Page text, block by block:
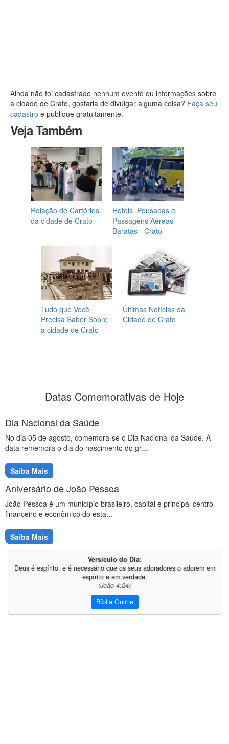
Ainda não foi cadastrado nenhum evento ou informações sobre
a cidade de Crato, gostaria de divulgar alguma coisa? Faça seu
cadastro e publique gratuitamente.
Veja Também
Relação de Cartórios
da cidade de Crato
Hotéis, Pousadas e
Passagens Aéreas
Baratas - Crato
Tudo que Você
Precisa Saber Sobre
a cidade de Crato
Últimas Notícias da
Cidade de Crato
Datas Comemorativas de Hoje
Dia Nacional da Saúde
No dia 05 de agosto, comemora-se o Dia Nacional da Saúde. A
data rememora o dia do nascimento do gr...
Saiba Mais
Aniversário de João Pessoa
João Pessoa é um município brasileiro, capital e principal centro
financeiro e econômico do esta...
Saiba Mais
Versículo do Dia:
Deus é espírito, e é necessário que os seus adoradores o adorem em
espírito e em verdade.
(João 4:24)
Bíblia Online